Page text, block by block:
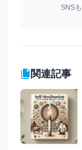
SNS
関連記事